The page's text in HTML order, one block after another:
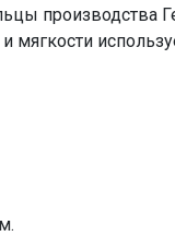
производства
мягкости